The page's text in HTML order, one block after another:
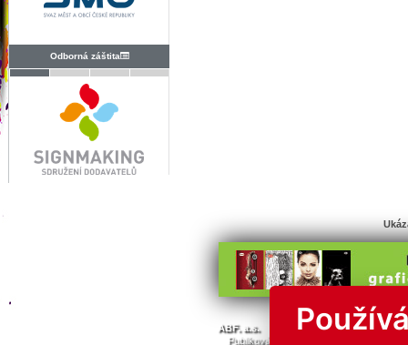
Odborná záštita
© Všechna
ABF. a.s.
PVA a.s.
PVA EXPO, a.s.
Publikování nebo další šíření obsahu